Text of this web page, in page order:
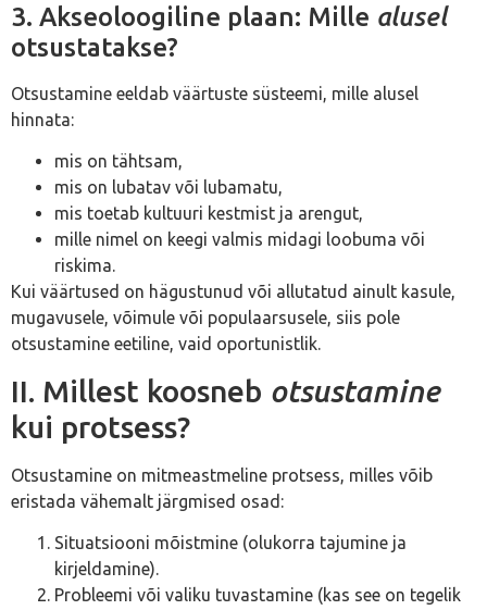
3. Akseoloogiline plaan: Mille alusel
otsustatakse?
Otsustamine eeldab väärtuste süsteemi, mille alusel
hinnata:
mis on tähtsam,
mis on lubatav või lubamatu,
mis toetab kultuuri kestmist ja arengut,
mille nimel on keegi valmis midagi loobuma või
riskima.
Kui väärtused on hägustunud või allutatud ainult kasule,
mugavusele, võimule või populaarsusele, siis pole
otsustamine eetiline, vaid oportunistlik.
II. Millest koosneb otsustamine
kui protsess?
Otsustamine on mitmeastmeline protsess, milles võib
eristada vähemalt järgmised osad:
Situatsiooni mõistmine (olukorra tajumine ja
kirjeldamine).
Probleemi või valiku tuvastamine (kas see on tegelik